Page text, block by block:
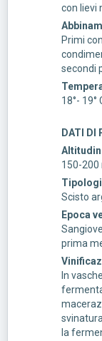
con lievi
Primi
secondi
18°- 19°
DATI DI
150-200
Scisto
Epoca
prima
In
la